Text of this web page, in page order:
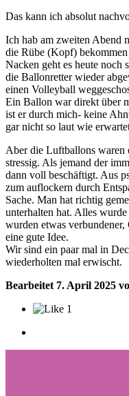
Das kann ich absolut
Ich hab am zweiten Abend
die Rübe (Kopf)
Nacken geht es heute noch
die Ballonretter wieder
einen Volleyball
Ein Ballon war direkt über
ist er durch mich- keine
gar nicht so laut wie
Aber die Luftballons waren
stressig. Als jemand der
dann voll beschäftigt. Aus
zum auflockern durch
Sache. Man hat richtig
unterhalten hat. Alles
wurden etwas
eine gute Idee.
Wir sind ein paar mal in
wiederholten mal erwischt.
Bearbeitet 7. April 2025
1